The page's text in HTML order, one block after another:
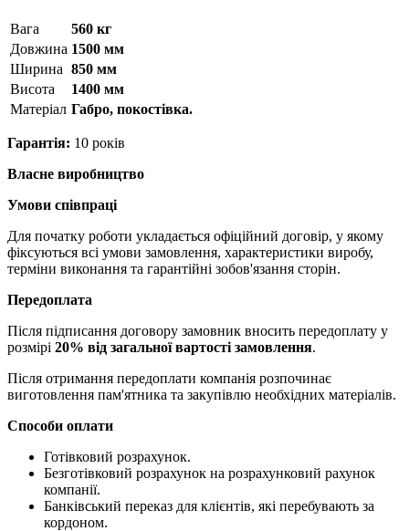
Вага
560 кг
Довжина 1500 мм
Ширина 850 мм
Висота
1400 мм
Матерiал Габро, покостівка.
Гарантія: 10 років
Власне виробництво
Умови співпраці
Для початку роботи укладається офіційний договір, у якому
фіксуються всі умови замовлення, характеристики виробу,
терміни виконання та гарантійні зобов'язання сторін.
Передоплата
Після підписання договору замовник вносить передоплату у
розмірі 20% від загальної вартості замовлення.
Після отримання передоплати компанія розпочинає
виготовлення пам'ятника та закупівлю необхідних матеріалів.
Способи оплати
Готівковий розрахунок.
Безготівковий розрахунок на розрахунковий рахунок
компанії.
Банківський переказ для клієнтів, які перебувають за
кордоном.